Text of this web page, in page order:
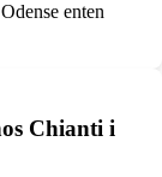
enten
Chianti i